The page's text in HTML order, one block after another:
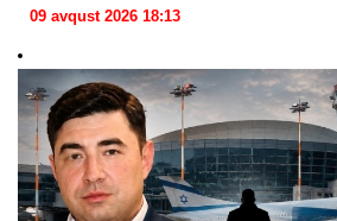
09 avqust 2026 18:13